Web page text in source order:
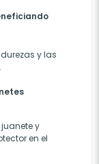
y las
y
en el